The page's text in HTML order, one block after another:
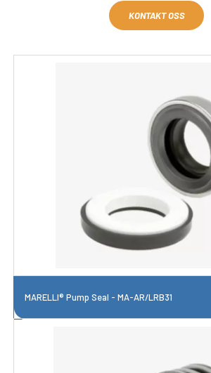
KONTAKT OSS
MARELLI® Pump Seal - MA-AR/LRB31